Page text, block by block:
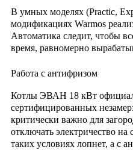
В умных моделях (Practic,
модификациях Warmos
Автоматика следит, чтобы
время, равномерно
Работа с антифризом
Котлы ЭВАН 18 кВт
сертифицированных
критически важно для
отключать электричество
таких условиях лопнет, а с